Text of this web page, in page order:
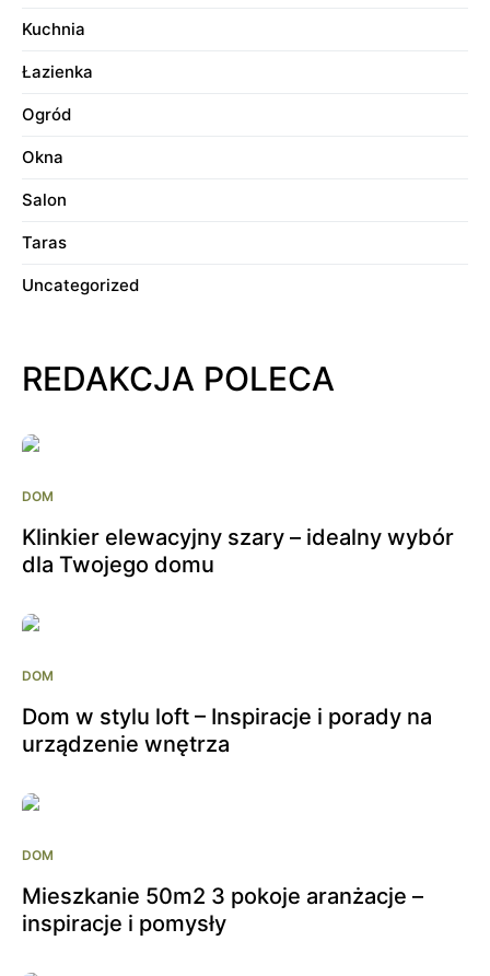
Kuchnia
Łazienka
Ogród
Okna
Salon
Taras
Uncategorized
REDAKCJA POLECA
DOM
Klinkier elewacyjny szary – idealny wybór
dla Twojego domu
DOM
Dom w stylu loft – Inspiracje i porady na
urządzenie wnętrza
DOM
Mieszkanie 50m2 3 pokoje aranżacje –
inspiracje i pomysły